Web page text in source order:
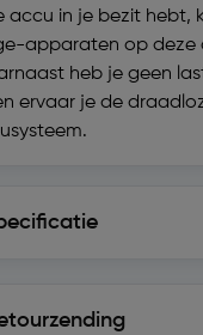
accu in je bezit hebt,
apparaten op deze
heb je geen
ervaar je de